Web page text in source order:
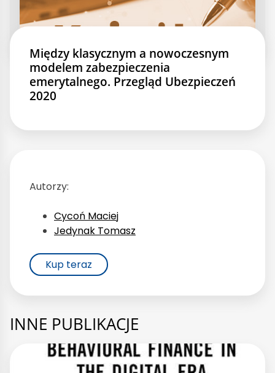
Między klasycznym a nowoczesnym
modelem zabezpieczenia
emerytalnego. Przegląd Ubezpieczeń
2020
Autorzy:
Cycoń Maciej
Jedynak Tomasz
Kup teraz
INNE PUBLIKACJE